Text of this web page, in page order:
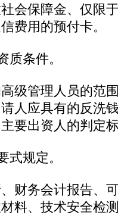
会保障金、仅限
费用的预付卡。
条件。
管理人员的范
人应具有的反洗
要出资人的判定
规定。
务会计报告、
料、技术安全检